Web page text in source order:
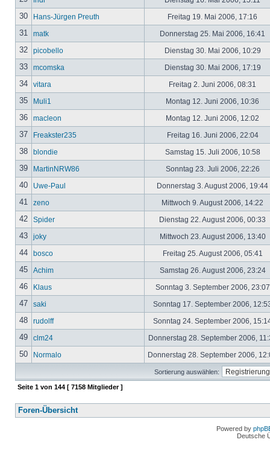
30 Hans-Jürgen Preuth Freitag 19. Mai 2006, 17:16
31 matk Donnerstag 25. Mai 2006, 16:41
32 picobello Dienstag 30. Mai 2006, 10:29
33 mcomska Dienstag 30. Mai 2006, 17:19
34 vitara Freitag 2. Juni 2006, 08:31
35 Muli1 Montag 12. Juni 2006, 10:36
36 macleon Montag 12. Juni 2006, 12:02
37 Freakster235 Freitag 16. Juni 2006, 22:04
38 blondie Samstag 15. Juli 2006, 10:58
39 MartinNRW86 Sonntag 23. Juli 2006, 22:26
40 Uwe-Paul Donnerstag 3. August 2006, 19:44
41 zeno Mittwoch 9. August 2006, 14:22
42 Spider Dienstag 22. August 2006, 00:33
43 joky Mittwoch 23. August 2006, 13:40
44 bosco Freitag 25. August 2006, 05:41
45 Achim Samstag 26. August 2006, 23:24
46 Klaus Sonntag 3. September 2006,
47 saki Sonntag 17. September 2006,
48 rudolff Sonntag 24. September 2006,
49 clm24 Donnerstag 28. September 2006,
50 Normalo Donnerstag 28. September 2006,
Sortierung auswählen:
Seite 1 von 144 [ 7158 Mitglieder ]
Foren-Übersicht
Powered by
Deutsche